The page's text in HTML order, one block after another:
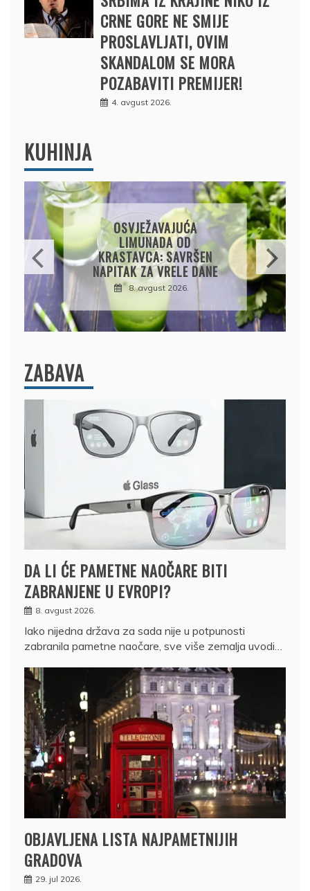
CRNE GORE NE SMIJE
PROSLAVLJATI, OVIM
SKANDALOM SE MORA
POZABAVITI PREMIJER!
4. avgust 2026.
KUHINJA
KROMPIRUŠA IZLIVAČA:
JEDNOSTAVNA PITA BEZ
KORA, HRSKAVA I
UKUSNA
8. avgust 2026.
ZABAVA
DA LI ĆE PAMETNE NAOČARE BITI
ZABRANJENE U EVROPI?
8. avgust 2026.
Iako nijedna država za sada nije u potpunosti
zabranila pametne naočare, sve više zemalja uvodi…
OBJAVLJENA LISTA NAJPAMETNIJIH
GRADOVA
29. jul 2026.